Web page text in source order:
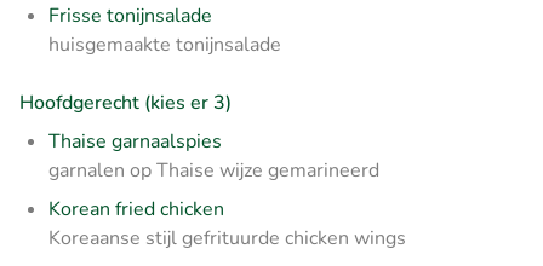
Frisse tonijnsalade
huisgemaakte tonijnsalade
Hoofdgerecht (kies er 3)
Thaise garnaalspies
garnalen op Thaise wijze gemarineerd
Korean fried chicken
Koreaanse stijl gefrituurde chicken wings